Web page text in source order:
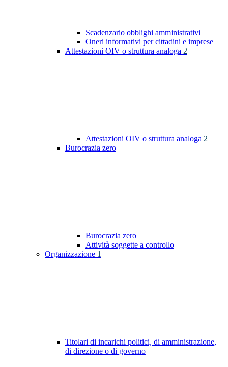
Scadenzario obblighi amministrativi
Oneri informativi per cittadini e imprese
Attestazioni OIV o struttura analoga 2
Attestazioni OIV o struttura analoga 2
Burocrazia zero
Burocrazia zero
Attività soggette a controllo
Organizzazione 1
Titolari di incarichi politici, di amministrazione,
di direzione o di governo